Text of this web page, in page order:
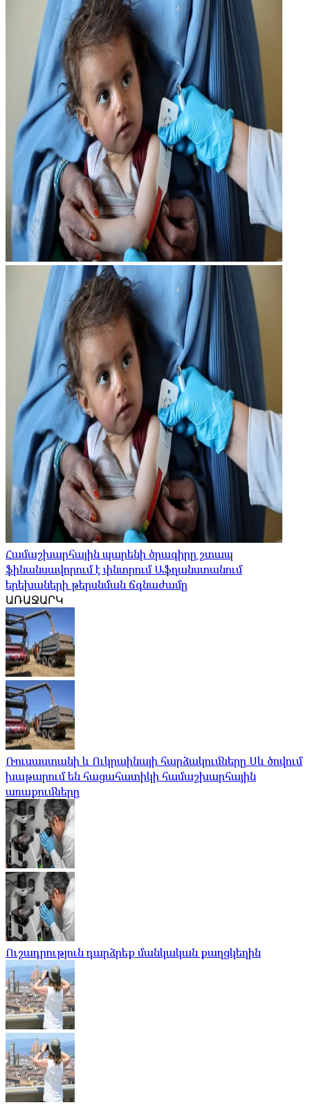
Համաշխարհային պարենի ծրագիրը շտապ
ֆինանսավորում է փնտրում Աֆղանստանում
երեխաների թերսնման ճգնաժամը
ԱՌԱՋԱՐԿ
Ռուսաստանի և Ուկրաինայի հարձակումները Սև ծովում
խաթարում են հացահատիկի համաշխարհային
առաքումները
Ուշադրություն դարձրեք մանկական քաղցկեղին